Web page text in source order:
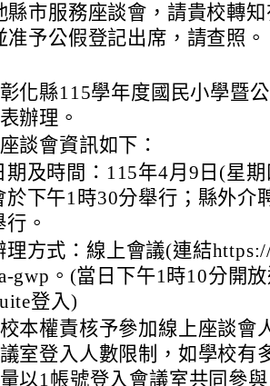
縣市服務座談會，請貴校轉
准予公假登記出席，請查照。
化縣115學年度國民小學暨
辦理。
談會資訊如下：
期及時間：115年4月9日(星
於下午1時30分舉行；縣外介
行。
理方式：線上會議(連結
gwp。(當日下午1時10分開
登入)
本權責核予參加線上座談會
議室登入人數限制，如學校有
以1帳號登入會議室共同參